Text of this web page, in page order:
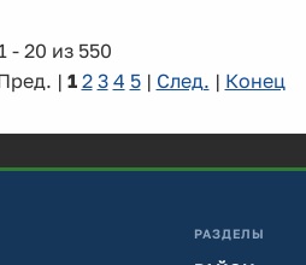
- 20 из 550
| 1 2 3 4 5| След. | Конец
РАЗДЕЛЫ